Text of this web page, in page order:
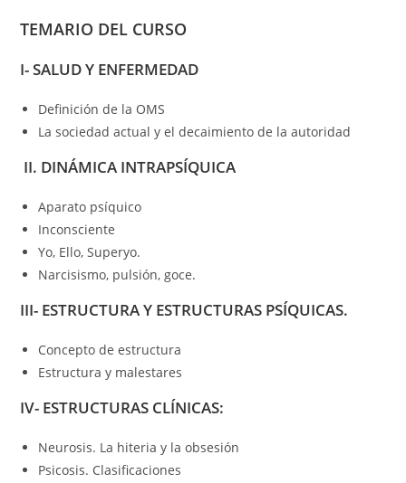
TEMARIO DEL CURSO
I- SALUD Y ENFERMEDAD
Definición de la OMS
La sociedad actual y el decaimiento de la autoridad
II. DINÁMICA INTRAPSÍQUICA
Aparato psíquico
Inconsciente
Yo, Ello, Superyo.
Narcisismo, pulsión, goce.
III- ESTRUCTURA Y ESTRUCTURAS PSÍQUICAS.
Concepto de estructura
Estructura y malestares
IV- ESTRUCTURAS CLÍNICAS:
Neurosis. La hiteria y la obsesión
Psicosis. Clasificaciones